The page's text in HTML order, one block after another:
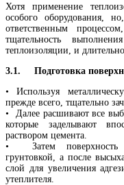
Хотя применение
особого оборудования,
ответственным
тщательность
теплоизоляции, и
3.1. Подготовка
• Используя
прежде всего, тщательно
• Далее расшивают все
которые заделывают
раствором цемента.
• Затем поверхность
грунтовкой, а после
слой для увеличения
утеплителя.